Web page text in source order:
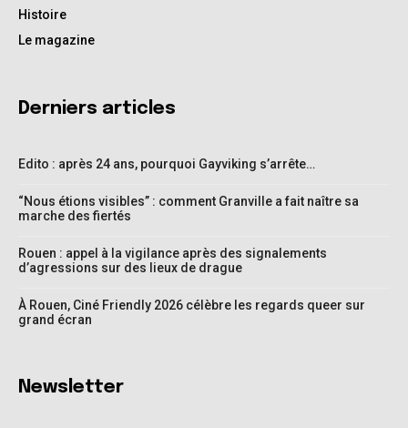
Histoire
Le magazine
Derniers articles
Edito : après 24 ans, pourquoi Gayviking s’arrête…
“Nous étions visibles” : comment Granville a fait naître sa
marche des fiertés
Rouen : appel à la vigilance après des signalements
d’agressions sur des lieux de drague
À Rouen, Ciné Friendly 2026 célèbre les regards queer sur
grand écran
Newsletter